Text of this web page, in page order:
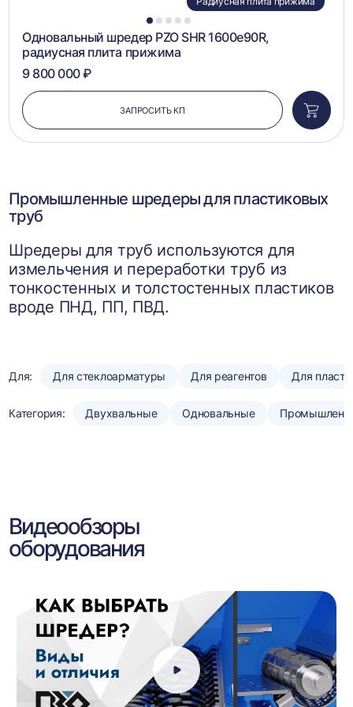
1 2 3 4 5
Одновальный шредер PZO SHR 1600e90R,
радиусная плита прижима
9 800 000 ₽
ЗАПРОСИТЬ КП
в
Промышленные шредеры для пластиковых
труб
Шредеры для труб используются для
измельчения и переработки труб из
тонкостенных и толстостенных пластиков
вроде ПНД, ПП, ПВД.
Для: Для стеклоарматуры Для реагентов Для
Категория: Двухвальные Одновальные
Видеообзоры
оборудования